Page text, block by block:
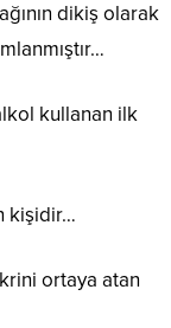
dikiş olarak
kullanan ilk
kişidir…
ortaya atan